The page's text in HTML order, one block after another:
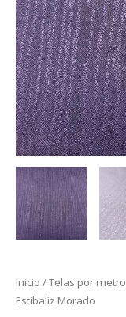
Inicio /Telas por metro
Estibaliz Morado